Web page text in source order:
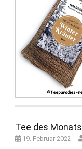
Tee des
19. Februar 2022